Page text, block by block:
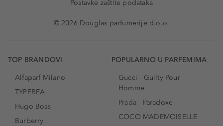
Postavke zaštite podataka
© 2026 Douglas parfumerije d.o.o.
TOP BRANDOVI
Alfaparf Milano
TYPEBEA
Hugo Boss
Burberry
POPULARNO U PARFEMIMA
Gucci - Guilty Pour
Homme
Prada - Paradoxe
COCO MADEMOISELLE